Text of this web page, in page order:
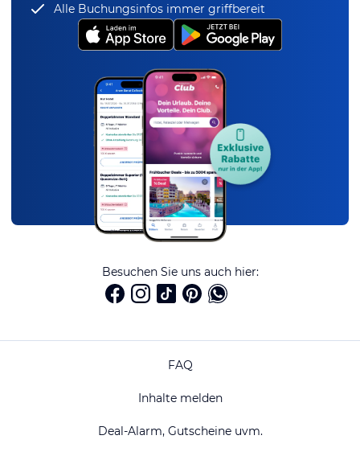
Alle Buchungsinfos immer griffbereit
Besuchen Sie uns auch hier:
FAQ
Inhalte melden
Deal-Alarm, Gutscheine uvm.